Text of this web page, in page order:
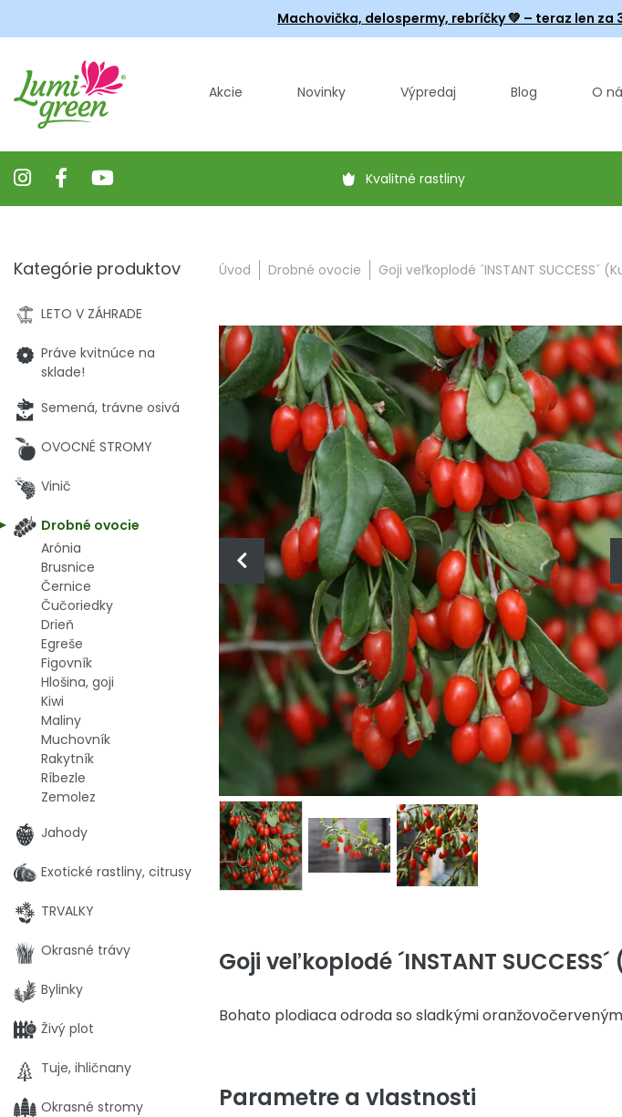
Machovička, delospermy, rebríčky💚 – teraz len za
Akcie Novinky Výpredaj Blog O
Kvalitné rastliny
Úvod Drobné ovocie Goji veľkoplodé ´INSTANT
Goji veľkoplodé ´INSTANT
Bohato plodiaca odroda so sladkými
Parametre a vlastnosti
Kategórie produktov
LETO V ZÁHRADE
Práve kvitnúce na
sklade!
Semená, trávne osivá
OVOCNÉ STROMY
Vinič
Drobné ovocie
Arónia
Brusnice
Černice
Čučoriedky
Drieň
Egreše
Figovník
Hlošina, goji
Kiwi
Maliny
Muchovník
Rakytník
Ríbezle
Zemolez
Jahody
Exotické rastliny, citrusy
TRVALKY
Okrasné trávy
Bylinky
Živý plot
Tuje, ihličnany
Okrasné stromy